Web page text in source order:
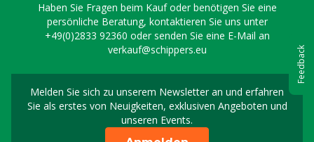
Haben Sie Fragen beim Kauf oder benötigen Sie eine
persönliche Beratung, kontaktieren Sie uns unter
+49(0)2833 92360 oder senden Sie eine E-Mail an
verkauf@schippers.eu
Melden Sie sich zu unserem Newsletter an und erfahren
Sie als erstes von Neuigkeiten, exklusiven Angeboten und
unseren Events.
Melden Sie sich für
Feedback